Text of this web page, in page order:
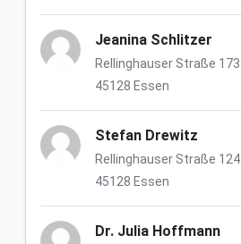
Jeanina Schlitzer
Rellinghauser Straße 173
45128 Essen
Stefan Drewitz
Rellinghauser Straße 124
45128 Essen
Dr. Julia Hoffmann